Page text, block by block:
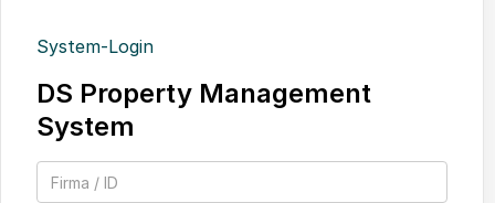
System-Login
DS Property Management
System